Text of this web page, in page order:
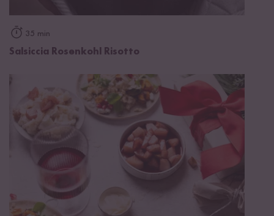
35 min
Salsiccia Rosenkohl Risotto